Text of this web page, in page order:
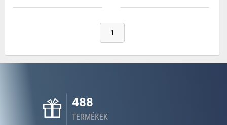
1
488
TERMÉKEK